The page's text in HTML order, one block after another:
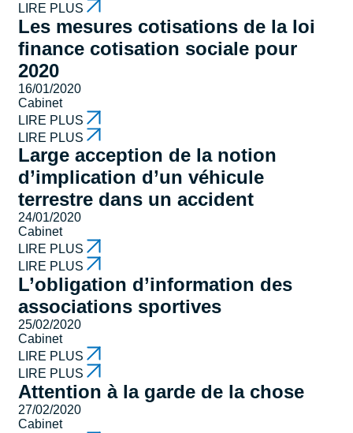
LIRE PLUS
Les mesures cotisations de la loi
finance cotisation sociale pour
2020
16/01/2020
Cabinet
LIRE PLUS
LIRE PLUS
Large acception de la notion
d’implication d’un véhicule
terrestre dans un accident
24/01/2020
Cabinet
LIRE PLUS
LIRE PLUS
L’obligation d’information des
associations sportives
25/02/2020
Cabinet
LIRE PLUS
LIRE PLUS
Attention à la garde de la chose
27/02/2020
Cabinet